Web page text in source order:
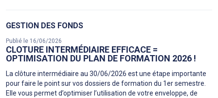
GESTION DES FONDS
Publié le 16/06/2026
CLOTURE INTERMÉDIAIRE EFFICACE =
OPTIMISATION DU PLAN DE FORMATION 2026 !
La clôture intermédiaire au 30/06/2026 est une étape importante
pour faire le point sur vos dossiers de formation du 1er semestre.
Elle vous permet d’optimiser l’utilisation de votre enveloppe, de